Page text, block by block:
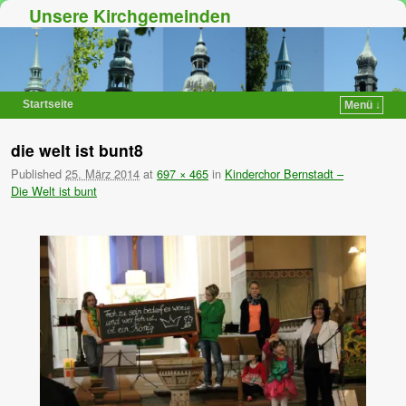
Unsere Kirchgemeinden
Startseite
Menü ↓
die welt ist bunt8
Published 25. März 2014 at 697 × 465 in Kinderchor Bernstadt –
Die Welt ist bunt